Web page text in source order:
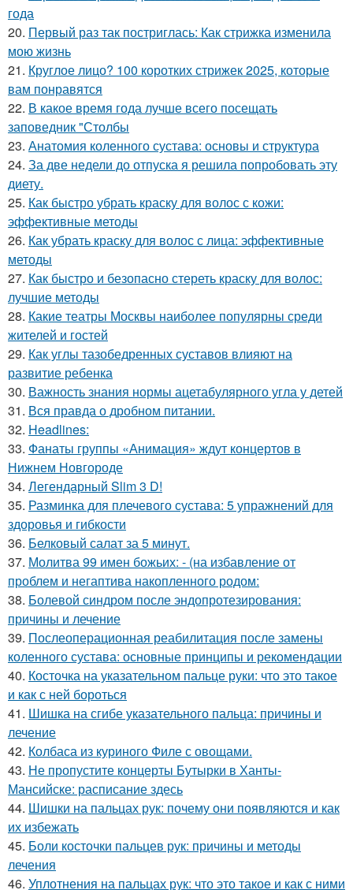
года
20. Первый раз так постриглась: Как стрижка изменила
мою жизнь
21. Круглое лицо? 100 коротких стрижек 2025, которые
вам понравятся
22. В какое время года лучше всего посещать
заповедник "Столбы
23. Анатомия коленного сустава: основы и структура
24. За две недели до отпуска я решила попробовать эту
диету.
25. Как быстро убрать краску для волос с кожи:
эффективные методы
26. Как убрать краску для волос с лица: эффективные
методы
27. Как быстро и безопасно стереть краску для волос:
лучшие методы
28. Какие театры Москвы наиболее популярны среди
жителей и гостей
29. Как углы тазобедренных суставов влияют на
развитие ребенка
30. Важность знания нормы ацетабулярного угла у детей
31. Вся правда о дробном питании.
32. Headlines:
33. Фанаты группы «Анимация» ждут концертов в
Нижнем Новгороде
34. Легендарный Slim 3 D!
35. Разминка для плечевого сустава: 5 упражнений для
здоровья и гибкости
36. Белковый салат за 5 минут.
37. Молитва 99 имен божьих: - (на избавление от
проблем и негаптива накопленного родом:
38. Болевой синдром после эндопротезирования:
причины и лечение
39. Послеоперационная реабилитация после замены
коленного сустава: основные принципы и рекомендации
40. Косточка на указательном пальце руки: что это такое
и как с ней бороться
41. Шишка на сгибе указательного пальца: причины и
лечение
42. Колбаса из куриного Филе с овощами.
43. Не пропустите концерты Бутырки в Ханты-
Мансийске: расписание здесь
44. Шишки на пальцах рук: почему они появляются и как
их избежать
45. Боли косточки пальцев рук: причины и методы
лечения
46. Уплотнения на пальцах рук: что это такое и как с ними